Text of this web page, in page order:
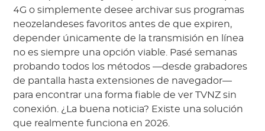
4G o simplemente desee archivar sus programas
neozelandeses favoritos antes de que expiren,
depender únicamente de la transmisión en línea
no es siempre una opción viable. Pasé semanas
probando todos los métodos —desde grabadores
de pantalla hasta extensiones de navegador—
para encontrar una forma fiable de ver TVNZ sin
conexión. ¿La buena noticia? Existe una solución
que realmente funciona en 2026.